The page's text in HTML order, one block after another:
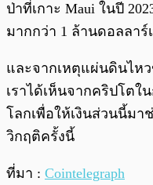
ป่าที่เกาะ Maui ในปี
มากกว่า 1 ล้านดอลลาร์
และจากเหตุแผ่นดินไห
เราได้เห็นจากคริปโต
โลกเพื่อให้เงินส่วนนี้มา
วิกฤติครั้งนี้
ที่มา : Cointelegraph